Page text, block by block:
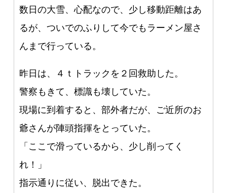
数日の大雪、心配なので、少し移動距離はあ
るが、ついでのふりして今でもラーメン屋さ
んまで行っている。
昨日は、４ｔトラックを２回救助した。
警察もきて、標識も壊していた。
現場に到着すると、部外者だが、ご近所のお
爺さんが陣頭指揮をとっていた。
「ここで滑っているから、少し削ってく
れ！」
指示通りに従い、脱出できた。